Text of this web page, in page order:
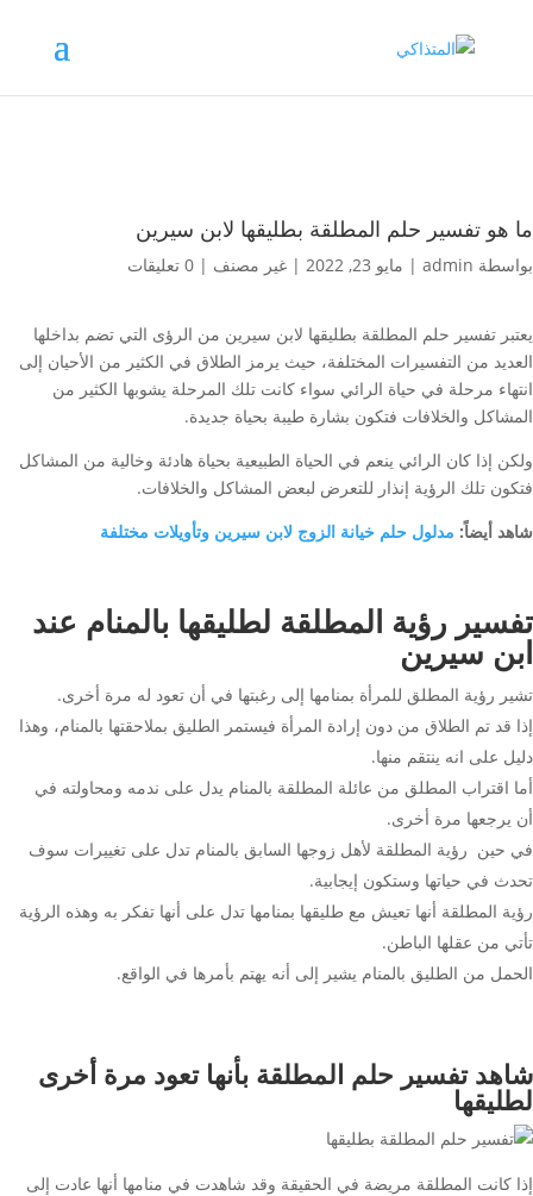
ما هو تفسير حلم المطلقة بطليقها لابن سيرين
بواسطة admin
| مايو 23, 2022 | غير مصنف | 0 تعليقات
يعتبر تفسير حلم المطلقة بطليقها لابن سيرين من الرؤى التي تضم بداخلها
العديد من التفسيرات المختلفة، حيث يرمز الطلاق في الكثير من الأحيان إلى
انتهاء مرحلة في حياة الرائي سواء كانت تلك المرحلة يشوبها الكثير من
المشاكل والخلافات فتكون بشارة طيبة بحياة جديدة.
ولكن إذا كان الرائي ينعم في الحياة الطبيعية بحياة هادئة وخالية من المشاكل
فتكون تلك الرؤية إنذار للتعرض لبعض المشاكل والخلافات.
شاهد أيضاً: مدلول حلم خيانة الزوج لابن سيرين وتأويلات مختلفة
تفسير رؤية المطلقة لطليقها بالمنام عند
ابن سيرين
تشير رؤية المطلق للمرأة بمنامها إلى رغبتها في أن تعود له مرة أخرى.
إذا قد تم الطلاق من دون إرادة المرأة فيستمر الطليق بملاحقتها بالمنام، وهذا
دليل على انه ينتقم منها.
أما اقتراب المطلق من عائلة المطلقة بالمنام يدل على ندمه ومحاولته في
أن يرجعها مرة أخرى.
في حين رؤية المطلقة لأهل زوجها السابق بالمنام تدل على تغييرات سوف
تحدث في حياتها وستكون إيجابية.
رؤية المطلقة أنها تعيش مع طليقها بمنامها تدل على أنها تفكر به وهذه الرؤية
تأتي من عقلها الباطن.
الحمل من الطليق بالمنام يشير إلى أنه يهتم بأمرها في الواقع.
شاهد تفسير حلم المطلقة بأنها تعود مرة أخرى
لطليقها
إذا كانت المطلقة مريضة في الحقيقة وقد شاهدت في منامها أنها عادت إلى